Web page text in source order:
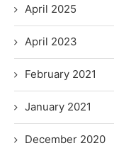
April 2025
April 2023
February 2021
January 2021
December 2020